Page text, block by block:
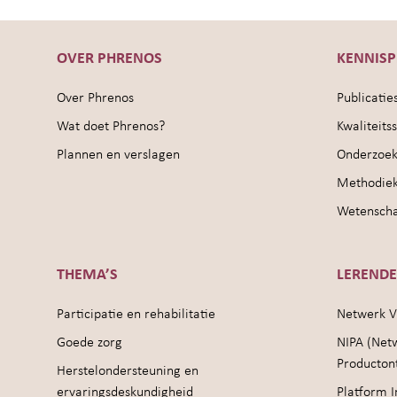
OVER PHRENOS
Over Phrenos
Wat doet Phrenos?
Plannen en verslagen
THEMA’S
Participatie en rehabilitatie
Goede zorg
Herstelondersteuning en
ervaringsdeskundigheid
Netwerk
NIPA
Platform